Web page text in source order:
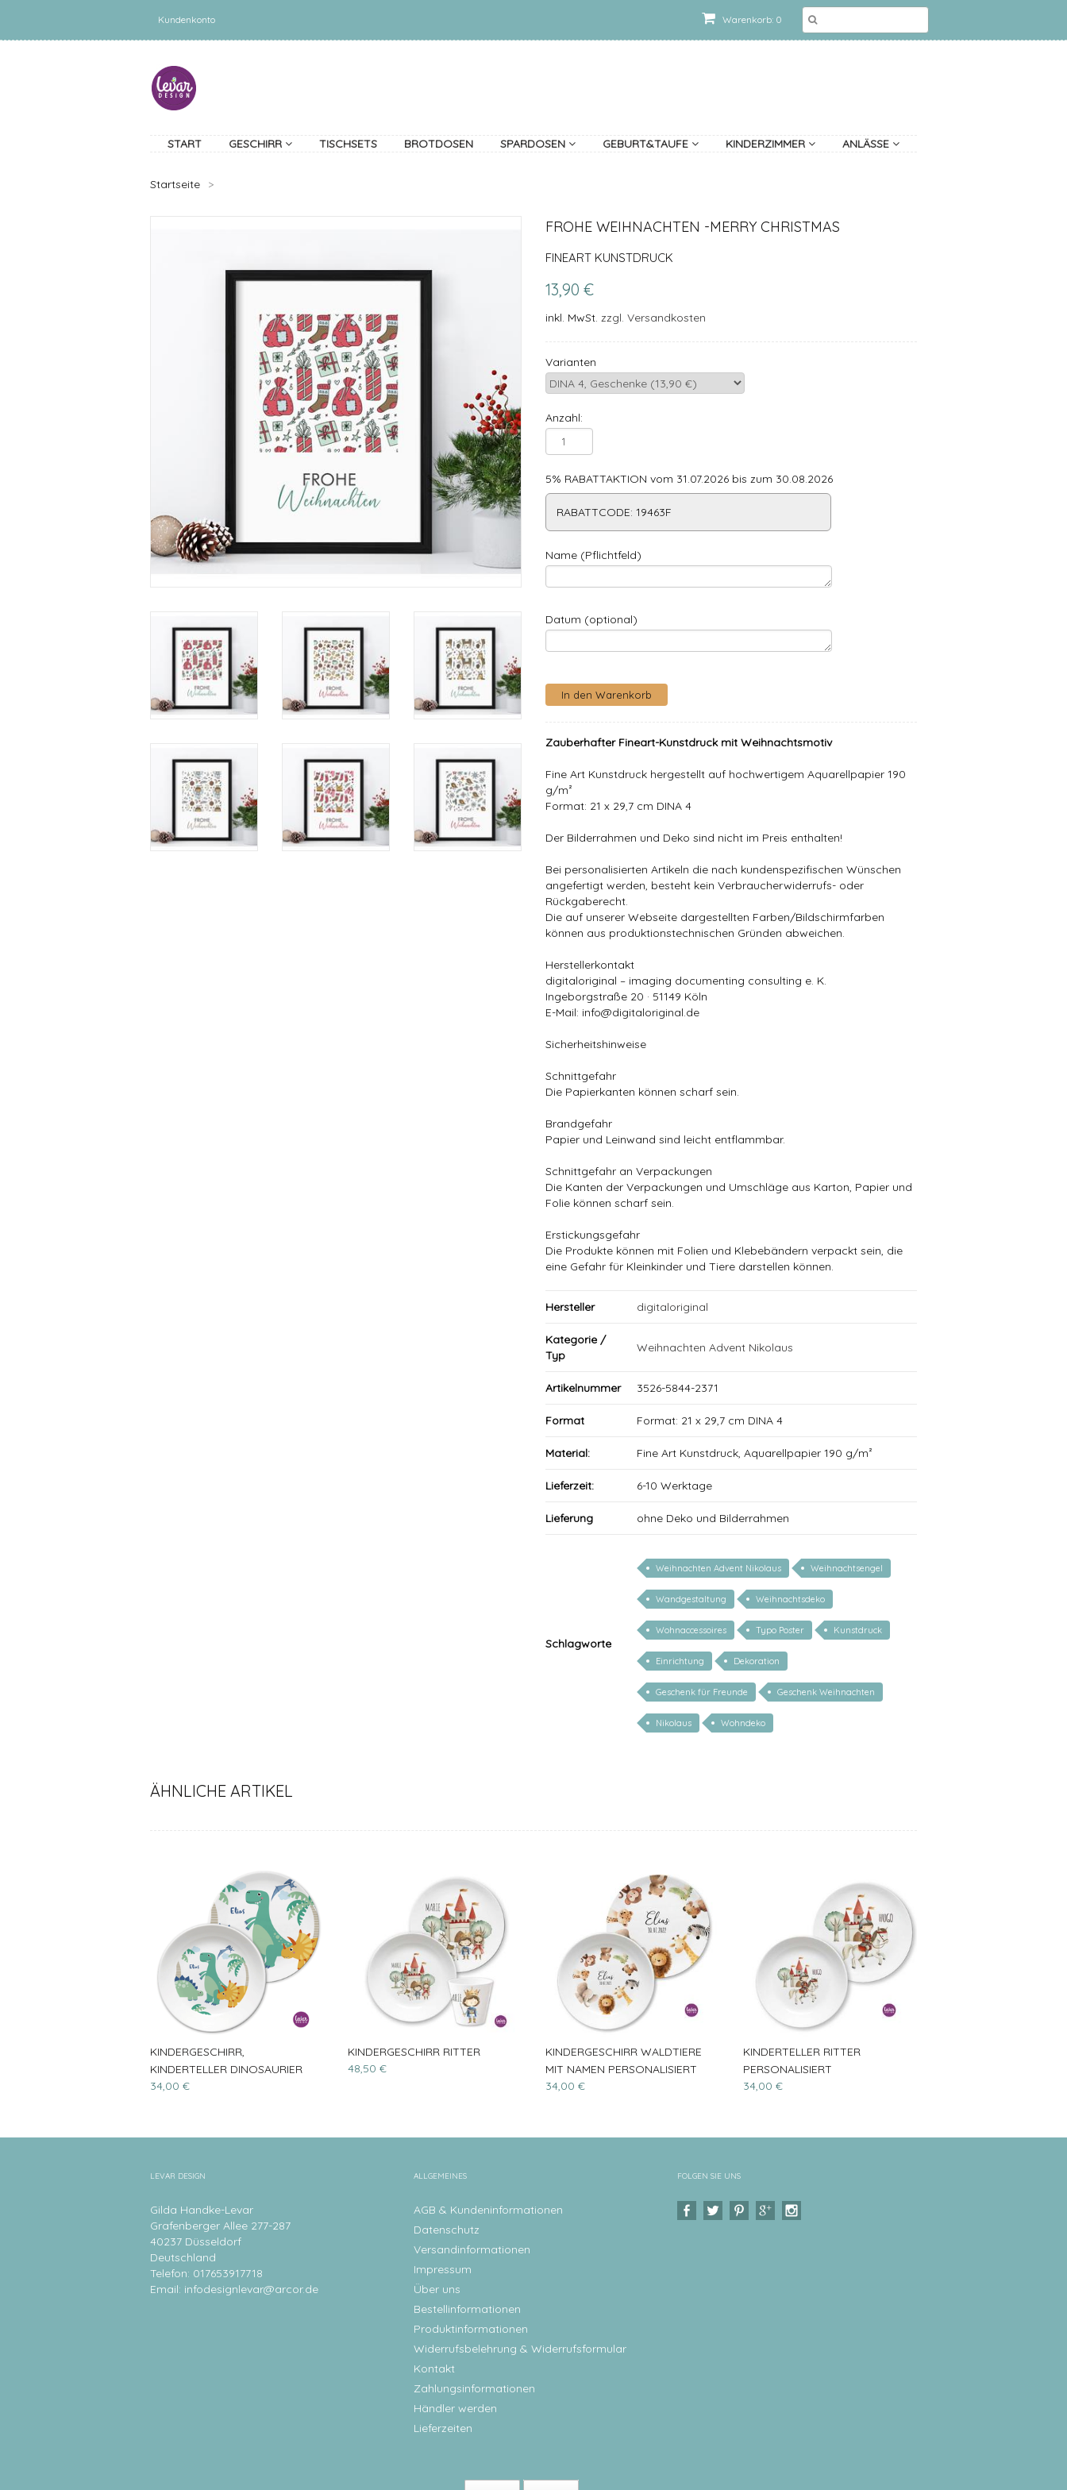
Warenkorb: 0
Kundenkonto
START GESCHIRR TISCHSETS BROTDOSEN SPARDOSEN GEBURT&TAUFE KINDERZIMMER ANLÄSSE
Startseite >
FROHE WEIHNACHTEN -MERRY CHRISTMAS
FINEART KUNSTDRUCK
13,90 €
inkl. MwSt. zzgl. Versandkosten
Varianten
Anzahl:
5% RABATTAKTION vom 31.07.2026 bis zum 30.08.2026
RABATTCODE: 19463F
Name (Pflichtfeld)
Datum (optional)
Zauberhafter Fineart-Kunstdruck mit Weihnachtsmotiv
Fine Art Kunstdruck hergestellt auf hochwertigem Aquarellpapier 190
g/m²
Format: 21 x 29,7 cm DINA 4
Der Bilderrahmen und Deko sind nicht im Preis enthalten!
Bei personalisierten Artikeln die nach kundenspezifischen Wünschen
angefertigt werden, besteht kein Verbraucherwiderrufs- oder
Rückgaberecht.
Die auf unserer Webseite dargestellten Farben/Bildschirmfarben
können aus produktionstechnischen Gründen abweichen.
Herstellerkontakt
digitaloriginal – imaging documenting consulting e. K.
Ingeborgstraße 20 · 51149 Köln
E-Mail: info@digitaloriginal.de
Sicherheitshinweise
Schnittgefahr
Die Papierkanten können scharf sein.
Brandgefahr
Papier und Leinwand sind leicht entflammbar.
Schnittgefahr an Verpackungen
Die Kanten der Verpackungen und Umschläge aus Karton, Papier und
Folie können scharf sein.
Erstickungsgefahr
Die Produkte können mit Folien und Klebebändern verpackt sein, die
eine Gefahr für Kleinkinder und Tiere darstellen können.
Hersteller digitaloriginal
Kategorie /
Typ
Weihnachten Advent Nikolaus
Artikelnummer 3526-5844-2371
Format Format: 21 x 29,7 cm DINA 4
Material: Fine Art Kunstdruck, Aquarellpapier 190 g/m²
Lieferzeit: 6-10 Werktage
Lieferung ohne Deko und Bilderrahmen
Schlagworte
Weihnachten Advent Nikolaus Weihnachtsengel
Wandgestaltung Weihnachtsdeko
Wohnaccessoires Typo Poster Kunstdruck
Einrichtung Dekoration
Geschenk für Freunde Geschenk Weihnachten
Nikolaus Wohndeko
ÄHNLICHE ARTIKEL
KINDERGESCHIRR,
KINDERTELLER DINOSAURIER
34,00 €
KINDERGESCHIRR RITTER
48,50 €
KINDERGESCHIRR WALDTIERE
MIT NAMEN PERSONALISIERT
34,00 €
KINDERTELLER RITTER
PERSONALISIERT
34,00 €
LEVAR DESIGN
Gilda Handke-Levar
Grafenberger Allee 277-287
40237 Düsseldorf
Deutschland
Telefon: 017653917718
Email: infodesignlevar@arcor.de
ALLGEMEINES
AGB & Kundeninformationen
Datenschutz
Versandinformationen
Impressum
Über uns
Bestellinformationen
Produktinformationen
Widerrufsbelehrung & Widerrufsformular
Kontakt
Zahlungsinformationen
Händler werden
Lieferzeiten
FOLGEN SIE UNS